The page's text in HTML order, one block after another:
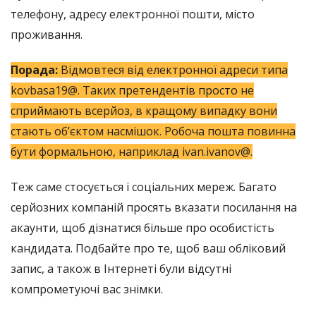
телефону, адресу електронної пошти, місто
проживання.
Порада: Відмовтеся від електронної адреси типа
kovbasa19@. Таких претендентів просто не
сприймають всерйоз, в кращому випадку вони
стають об’єктом насмішок. Робоча пошта повинна
бути формальною, наприклад ivan.ivanov@.
Теж саме стосується і соціальних мереж. Багато
серйозних компаній просять вказати посилання на
акаунти, щоб дізнатися більше про особистість
кандидата. Подбайте про те, щоб ваш обліковий
запис, а також в Інтернеті були відсутні
компрометуючі вас знімки.